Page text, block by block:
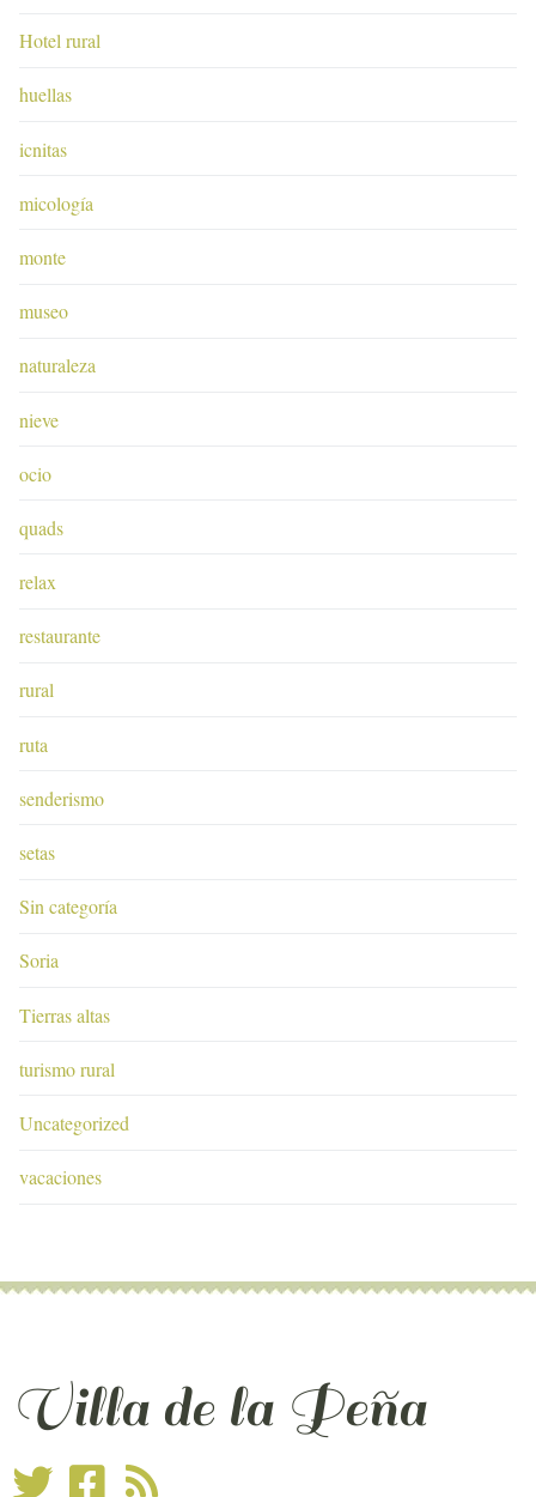
Hotel rural
huellas
icnitas
micología
monte
museo
naturaleza
nieve
ocio
quads
relax
restaurante
rural
ruta
senderismo
setas
Sin categoría
Soria
Tierras altas
turismo rural
Uncategorized
vacaciones
Villa de la Peña